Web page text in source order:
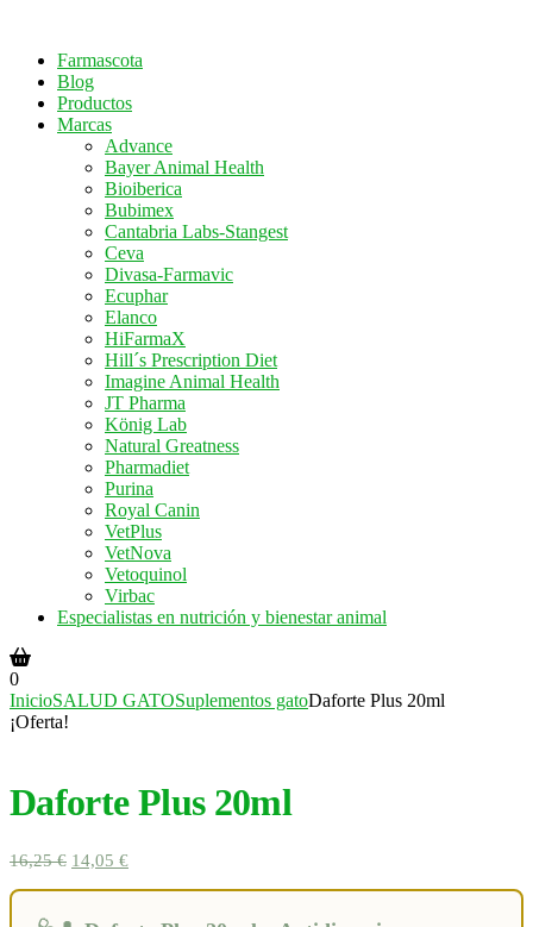
contenidoFarmascota
Blog
Productos
Marcas
Advance
Bayer Animal Health
Bioiberica
Bubimex
Cantabria Labs-Stangest
Ceva
Divasa-Farmavic
Ecuphar
Elanco
HiFarmaX
Hill´s Prescription Diet
Imagine Animal Health
JT Pharma
König Lab
Natural Greatness
Pharmadiet
Purina
Royal Canin
VetPlus
VetNova
Vetoquinol
Virbac
Especialistas en nutrición y bienestar animal
0
InicioSALUD GATOSuplementos gatoDaforte Plus 20ml
¡Oferta!
Daforte Plus 20ml
16,25€ El
era:
14,05 €